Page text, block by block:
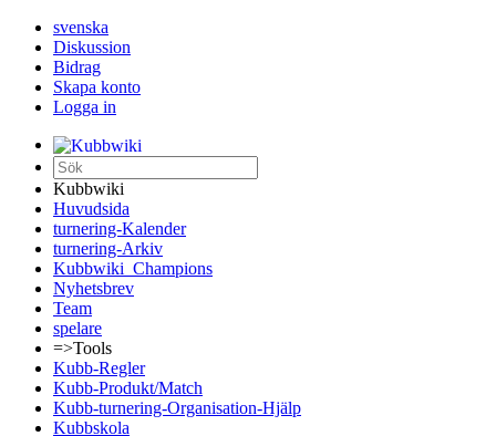
svenska
Diskussion
Bidrag
Skapa konto
Logga in
Kubbwiki
Huvudsida
turnering-Kalender
turnering-Arkiv
Kubbwiki_Champions
Nyhetsbrev
Team
spelare
=>Tools
Kubb-Regler
Kubb-Produkt/Match
Kubb-turnering-Organisation-Hjälp
Kubbskola